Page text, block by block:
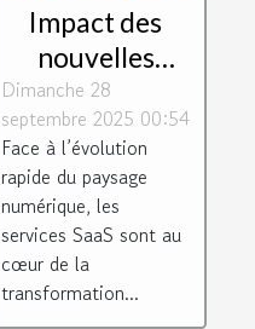
Impact des
nouvelles
régulations
européennes
sur les services
SaaS
Dimanche 28
septembre 2025 00:54
Face à l’évolution
rapide du paysage
numérique, les
services SaaS sont au
cœur de la
transformation...